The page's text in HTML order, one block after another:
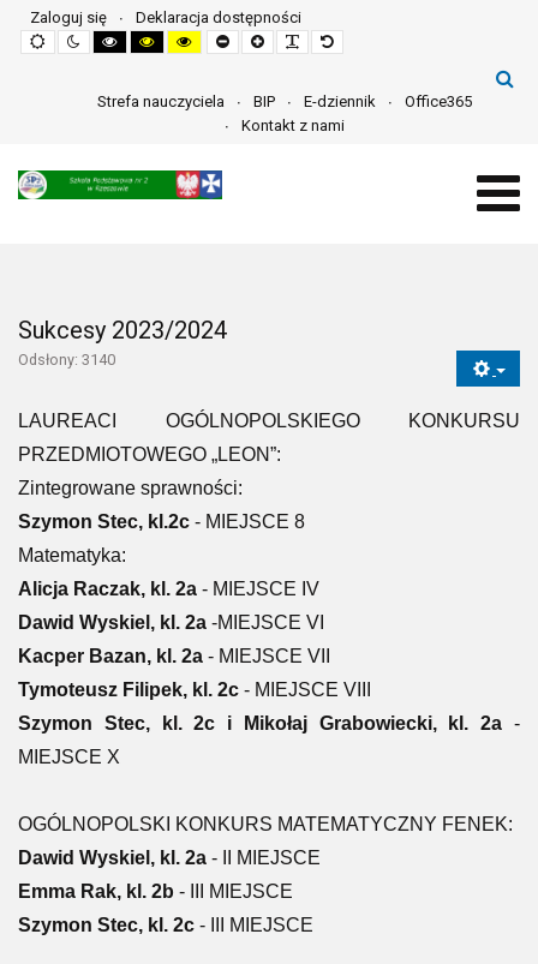
Zaloguj się
Deklaracja dostępności
Default
mode
Night
mode
High
contrast
mode
High
contrast
mode
High
contrast
mode
Set
smaller
Set
larger
Make
font
Set
default
Strefa nauczyciela
BIP E-dziennik
Office365
Kontakt z nami
Sukcesy 2023/2024
Odsłony: 3140
LAUREACI OGÓLNOPOLSKIEGO KONKURSU
PRZEDMIOTOWEGO „LEON”:
Zintegrowane sprawności:
Szymon Stec, kl.2c - MIEJSCE 8
Matematyka:
Alicja Raczak, kl. 2a - MIEJSCE IV
Dawid Wyskiel, kl. 2a -MIEJSCE VI
Kacper Bazan, kl. 2a - MIEJSCE VII
Tymoteusz Filipek, kl. 2c - MIEJSCE VIII
Szymon Stec, kl. 2c i Mikołaj Grabowiecki, kl. 2a -
MIEJSCE X
OGÓLNOPOLSKI KONKURS MATEMATYCZNY FENEK:
Dawid Wyskiel, kl. 2a - II MIEJSCE
Emma Rak, kl. 2b - III MIEJSCE
Szymon Stec, kl. 2c - III MIEJSCE